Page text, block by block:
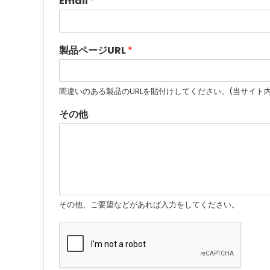
製品ページURL*
間違いのある製品のURLを貼付けしてください。(当サイト
その他
その他、ご要望などがあれば入力をしてください。